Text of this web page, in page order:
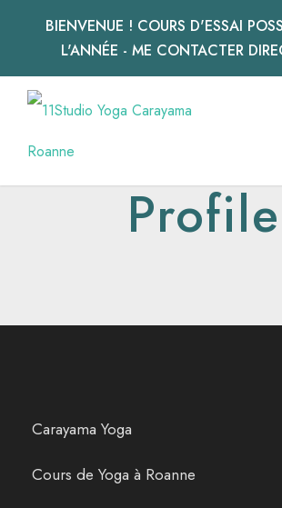
BIENVENUE ! COURS D'ESSAI
L'ANNÉE - ME CONTACTER
Profile
Carayama Yoga
Cours de Yoga à Roanne